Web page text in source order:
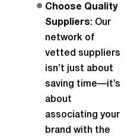
Choose Quality
Suppliers: Our
network of
vetted suppliers
isn’t just about
saving time—it’s
about
associating your
brand with the